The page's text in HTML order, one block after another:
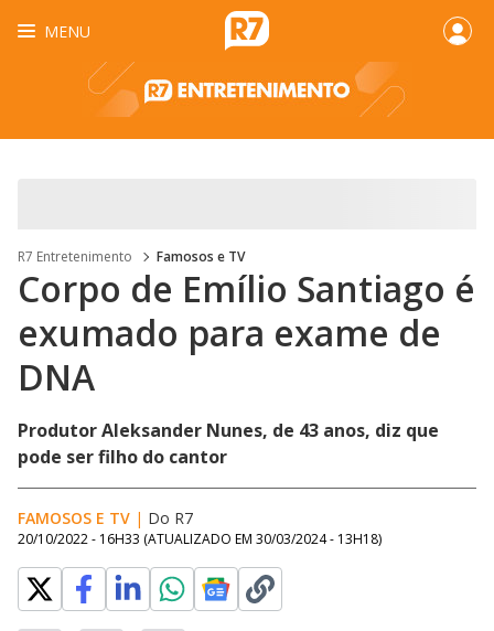
MENU
R7 Entretenimento Famosos e TV
Corpo de Emílio Santiago é
exumado para exame de
DNA
Produtor Aleksander Nunes, de 43 anos, diz que
pode ser filho do cantor
FAMOSOS E TV | Do R7
20/10/2022 - 16H33 (ATUALIZADO EM 30/03/2024 - 13H18)